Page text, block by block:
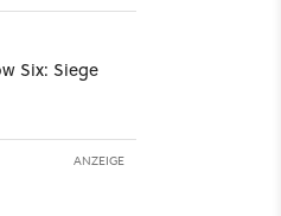
Six: Siege
ANZEIGE